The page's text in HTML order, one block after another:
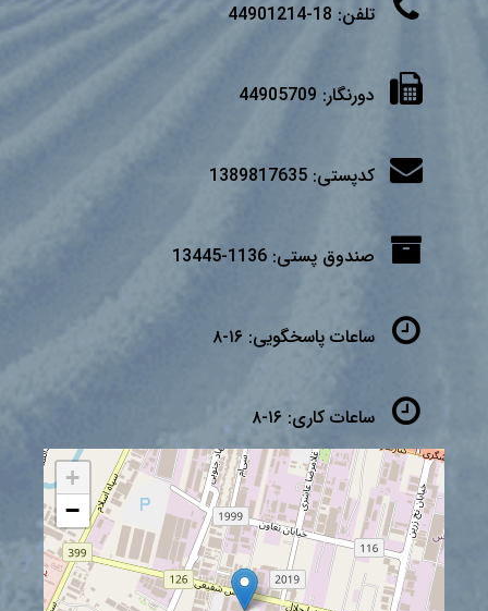
تلفن: 18-44901214
دورنگار: 44905709
کدپستی: 1389817635
صندوق پستی: 1136-13445
ساعات پاسخگویی: ۱۶-۸
ساعات کاری: ۱۶-۸
+
−